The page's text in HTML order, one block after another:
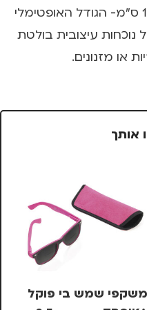
קוטר של 13 ס"מ- הגודל האופטימלי
עיצובית בולטת
או מזנונים.
אותך
משקפי שמש בי פוקל